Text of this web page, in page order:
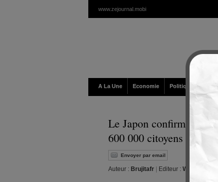
www.zejournal.mobi
A La Une Economie Politique /
Le Japon confirme que
600 000 citoyens
Envoyer par email
Auteur : Brujitafr Editeur : Walt